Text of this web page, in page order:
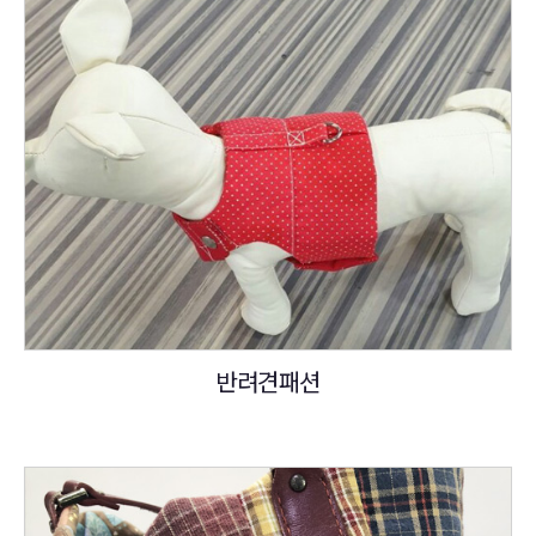
반려견패션